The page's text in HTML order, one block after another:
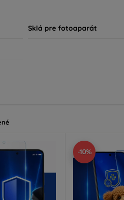
každý zákazník nájde ideálnu
Sklá pre fotoaparát
-10%